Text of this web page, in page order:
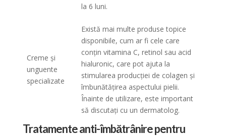
la 6 luni.
Creme și
unguente
specializate
Există mai multe produse topice
disponibile, cum ar fi cele care
conțin vitamina C, retinol sau acid
hialuronic, care pot ajuta la
stimularea producției de colagen și
îmbunătățirea aspectului pielii.
Înainte de utilizare, este important
să discutați cu un dermatolog.
Tratamente anti-îmbătrânire pentru